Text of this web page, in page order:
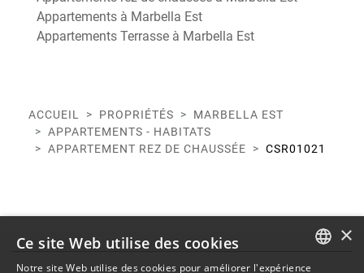
Appartements à Marbella Est
Appartements Terrasse à Marbella Est
ACCUEIL PROPRIÉTÉS
MARBELLA EST
APPARTEMENTS - HABITATS
APPARTEMENT REZ DE CHAUSSÉE
CSR01021
×
Ce site Web utilise des cookies
Notre site Web utilise des cookies pour améliorer l'expérience